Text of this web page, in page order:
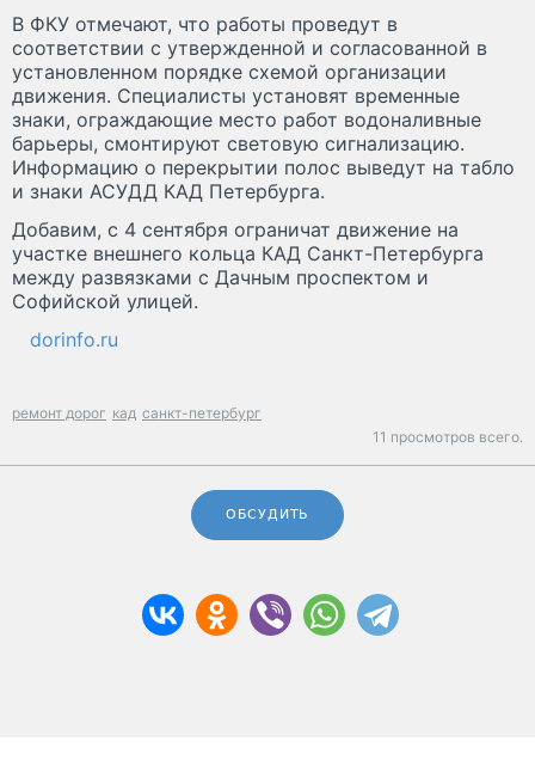
В ФКУ отмечают, что работы проведут в
соответствии с утвержденной и согласованной в
установленном порядке схемой организации
движения. Специалисты установят временные
знаки, ограждающие место работ водоналивные
барьеры, смонтируют световую сигнализацию.
Информацию о перекрытии полос выведут на табло
и знаки АСУДД КАД Петербурга.
Добавим, с 4 сентября ограничат движение на
участке внешнего кольца КАД Санкт-Петербурга
между развязками с Дачным проспектом и
Софийской улицей.
dorinfo.ru
ремонт дорог кад санкт-петербург
11 просмотров всего.
ОБСУДИТЬ